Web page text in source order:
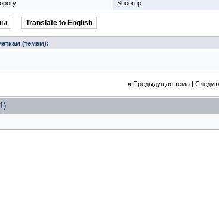
Shoorup
Translate to English
(темам):
« Предыдущая тема|